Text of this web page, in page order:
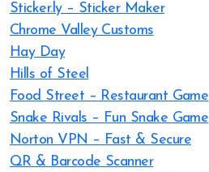
Sticker.ly – Sticker Maker
Chrome Valley Customs
Hay Day
Hills of Steel
Food Street – Restaurant Game
Snake Rivals – Fun Snake Game
Norton VPN – Fast & Secure
QR & Barcode Scanner